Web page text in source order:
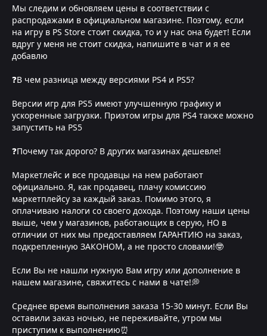
Мы следим и обновляем цены в соответствии с
распродажами в официальном магазине. Поэтому, если
на игру в PS Store стоит скидка, то и у нас она будет! Если
вдруг у меня не стоит скидка, напишите в чат и я ее
добавлю
❓В чем разница между версиями PS4 и PS5?
Версии игр для PS5 имеют улучшенную графику и
ускоренные загрузки. Приэтом игры для PS4 также можно
запустить на PS5
❓Почему так дорого? В других магазинах дешевле!
Маркетлейс и все продавцы на нем работают
официально. Я, как продавец, плачу комиссию
маркетплейсу за каждый заказ. Помимо этого, я
оплачиваю налоги со своего дохода. Поэтому наши цены
выше, чем у магазинов, работающих в серую, НО в
отличии от них мы предоставляем ГАРАНТИЮ на заказ,
подкрепленную ЗАКОНОМ, а не просто словами!🤓
Если Вы не нашли нужную Вам игру или дополнение в
нашем магазине, свяжитесь с нами в чате!💭
Среднее время выполнения заказа 15-30 минут. Если Вы
оставили заказ ночью, не переживайте, утром мы
приступим к выполнению⏰